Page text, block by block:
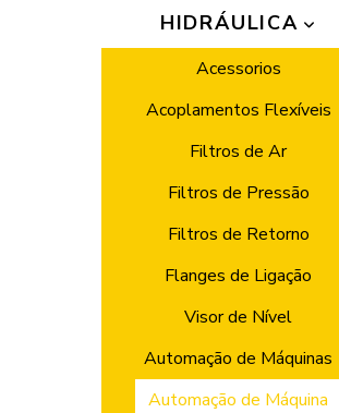
HIDRÁULICA
Acessorios
Acoplamentos Flexíveis
Filtros de Ar
Filtros de Pressão
Filtros de Retorno
Flanges de Ligação
Visor de Nível
Automação de Máquinas
Automação de Máquina